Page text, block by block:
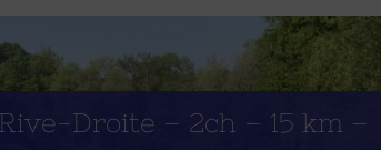
Droite – 2ch – 15 km –